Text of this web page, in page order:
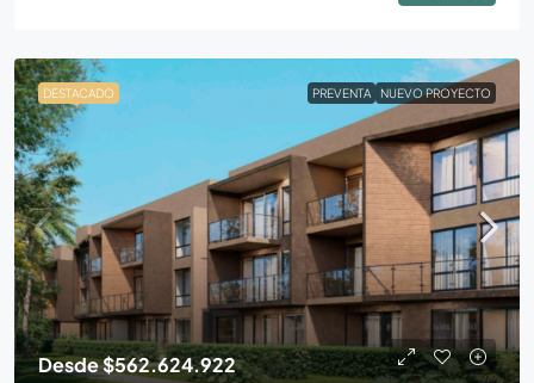
DESTACADO PREVENTA NUEVO PROYECTO
Desde$562.624.922